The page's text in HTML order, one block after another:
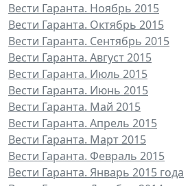
Вести Гаранта. Ноябрь 2015
Вести Гаранта. Октябрь 2015
Вести Гаранта. Сентябрь 2015
Вести Гаранта. Август 2015
Вести Гаранта. Июль 2015
Вести Гаранта. Июнь 2015
Вести Гаранта. Май 2015
Вести Гаранта. Апрель 2015
Вести Гаранта. Март 2015
Вести Гаранта. Февраль 2015
Вести Гаранта. Январь 2015 года